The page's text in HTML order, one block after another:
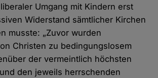
Umgang mit Kindern erst
Widerstand sämtlicher Kirchen
musste: „Zuvor wurden
Christen zu bedingungslosem
der vermeintlich höchsten
den jeweils herrschenden